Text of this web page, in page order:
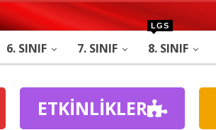
6. SINIF 7. SINIF 8. SINIF
LGS
ETKİNLİKLER